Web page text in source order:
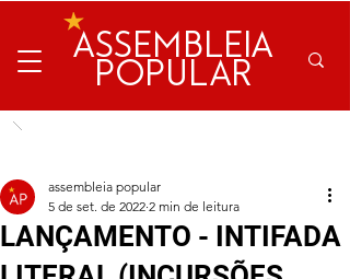
ASSEMBLEIA
POPULAR
LANÇAMENTO - INTIFADA
assembleia popular
5 de set. de 2022 2 min de leitura